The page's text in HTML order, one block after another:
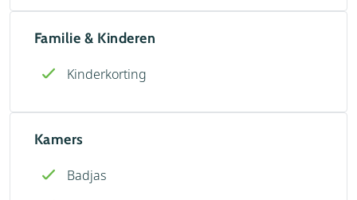
Familie & Kinderen
Kinderkorting
Kamers
Badjas